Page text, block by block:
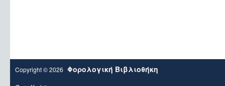
Copyright © 2026 Φορολογική Βιβλιοθήκη